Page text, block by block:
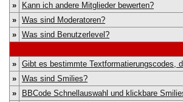
»
Kann ich andere Mitglieder bewerten?
» Was sind Moderatoren?
» Was sind Benutzerlevel?
» Gibt es bestimmte Textformatierungscodes,
» Was sind Smilies?
»
BBCode Schnellauswahl und klickbare